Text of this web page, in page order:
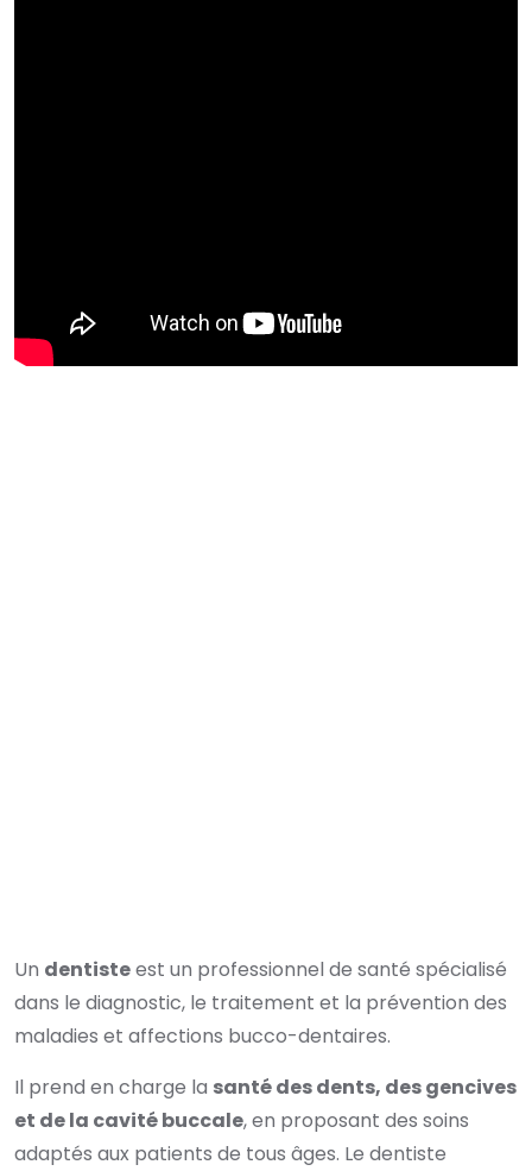
Un dentisteest un professionnel de santé spécialisé
dans le diagnostic, le traitement et la prévention des
maladies et affections bucco-dentaires.
Il prend en charge la santé des dents, des gencives
et de la cavité buccale, en proposant des soins
adaptés aux patients de tous âges. Le dentiste